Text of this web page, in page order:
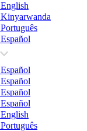
English
Kinyarwanda
Português
Español
Español
Español
Español
Español
English
Português